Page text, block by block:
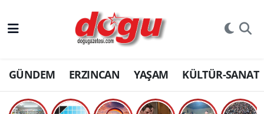
GÜNDEM ERZINCAN YAŞAM KÜLTÜR-SANAT
ERZINCAN
GÜNDEM
ERZİNCAN FOTOĞRAFLARI